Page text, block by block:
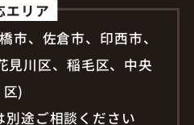
エリア
市、佐倉市、印西市、
見川区、稲毛区、中央
区)
途ご相談ください